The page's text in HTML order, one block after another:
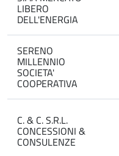
LIBERO
DELL'ENERGIA
SERENO
MILLENNIO
SOCIETA'
COOPERATIVA
C. & C. S.R.L.
CONCESSIONI &
CONSULENZE